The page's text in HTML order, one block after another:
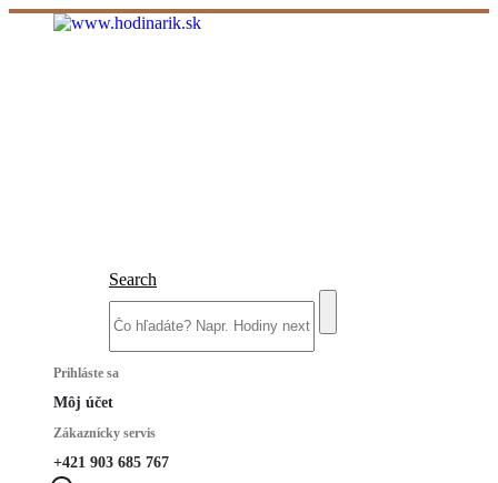
Search
Prihláste sa
Môj účet
Zákaznícky servis
+421 903 685 767